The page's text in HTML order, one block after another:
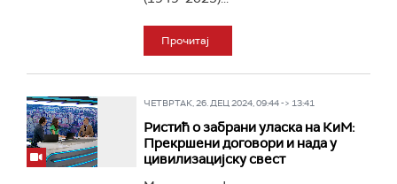
Прочитај
ЧЕТВРТАК, 26. ДЕЦ 2024, 09:44 -> 13:41
Ристић о забрани уласка на КиМ:
Прекршени договори и нада у
цивилизацијску свест